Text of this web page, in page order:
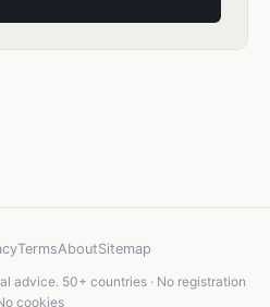
TermsAboutSitemap
advice. 50+ countries · No registration
cookies